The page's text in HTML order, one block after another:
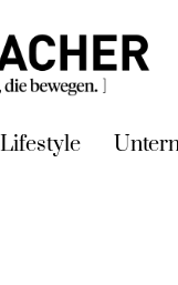
Lifestyle